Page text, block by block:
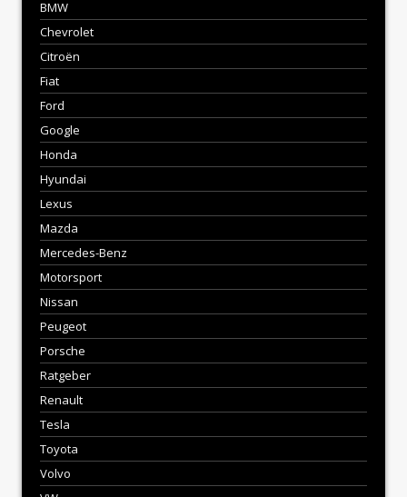
BMW
Chevrolet
Citroën
Fiat
Ford
Google
Honda
Hyundai
Lexus
Mazda
Mercedes-Benz
Motorsport
Nissan
Peugeot
Porsche
Ratgeber
Renault
Tesla
Toyota
Volvo